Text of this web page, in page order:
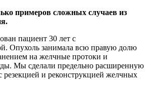
примеров сложных случаев из
пациент 30 лет с
Опухоль занимала всю правую долю
на желчные протоки и
Мы сделали предельно расширенную
резекцией и реконструкцией желчных